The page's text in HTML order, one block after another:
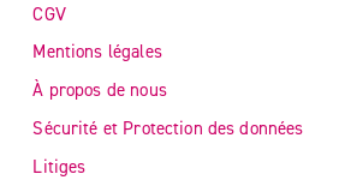
CGV
Mentions légales
À propos de nous
Sécurité et Protection des données
Litiges